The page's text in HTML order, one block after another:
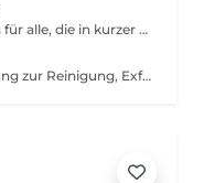
Eine erfrischende Gesichtsbehandlung für alle, die in kurzer Zeit sichtbare Ergebnisse erzielen möchten. Reinigung, Peeling und gezielte Pflege sorgen für ein frisches, strahlendes und gepflegtes Hautbild. Auf Wunsch kann eine sanfte lymphatische Gesichtsdrainage integriert werden.
Eine revitalisierende Gesichtsbehandlung zur Reinigung, Exfoliation und Pflege der Haut. Hochwertige Pflegeprodukte werden mit entspannenden Gesichtsmassagetechniken kombiniert, um der Haut ein frisches, gepflegtes und strahlendes Erscheinungsbild zu verleihen.